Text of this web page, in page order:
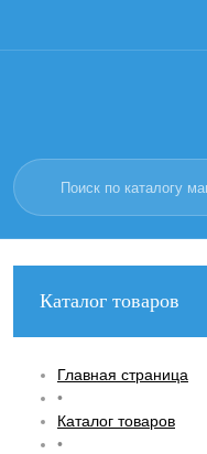
Каталог товаров
Главная страница
•
Каталог товаров
•